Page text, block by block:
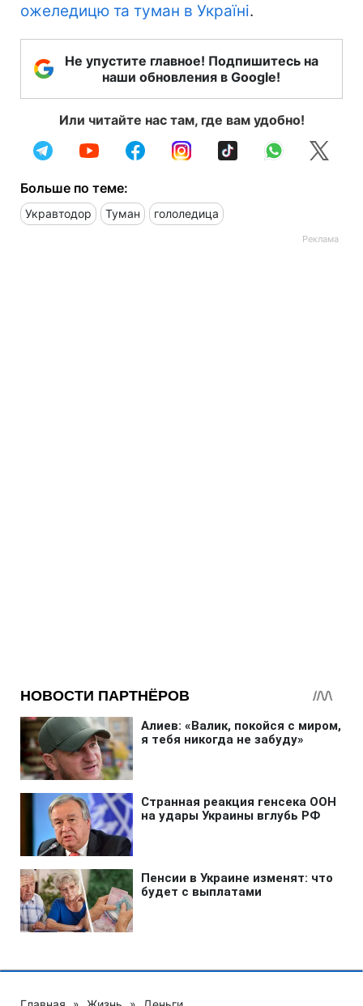
ожеледицю та туман в Україні.
Не упустите главное! Подпишитесь на
наши обновления в Google!
Или читайте нас там, где вам удобно!
Больше по теме:
Укравтодор Туман гололедица